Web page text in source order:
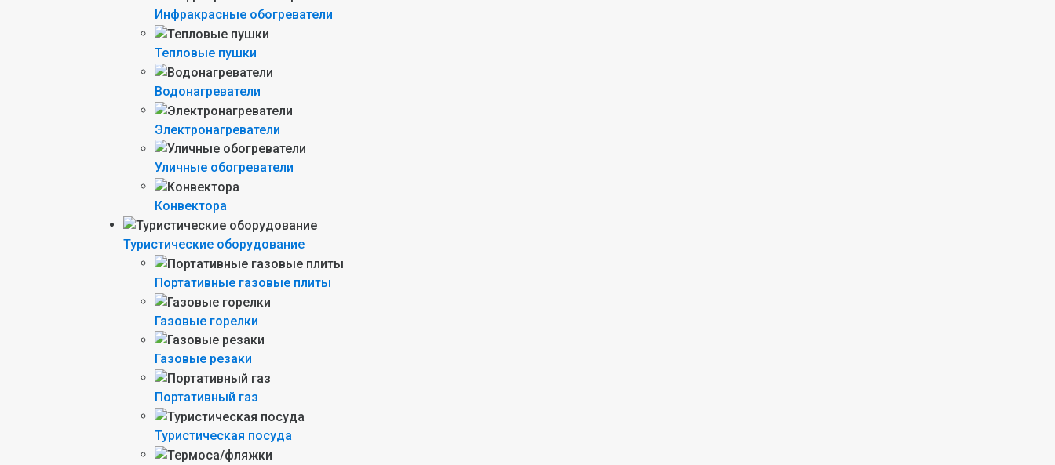
Инфракрасные обогреватели
Тепловые пушки
Водонагреватели
Электронагреватели
Уличные обогреватели
Конвектора
Туристические оборудование
Портативные газовые плиты
Газовые горелки
Газовые резаки
Портативный газ
Туристическая посуда